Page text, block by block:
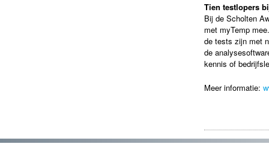
Tien testlopers
Bij de Scholten
met myTemp
de tests zijn met
de
kennis of
Meer informatie: